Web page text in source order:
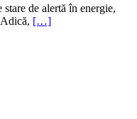
de alertă în energie,
[…]